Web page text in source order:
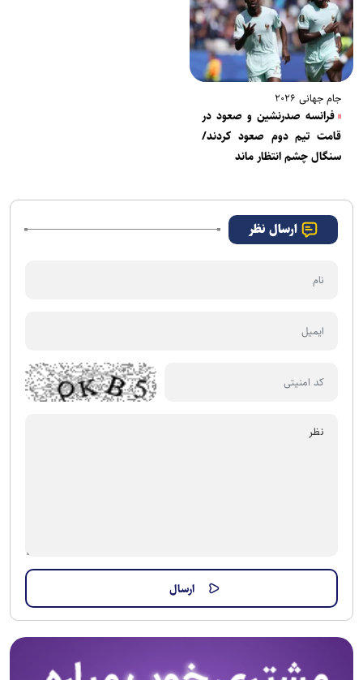
جام جهانی ۲۰۲۶
فرانسه صدرنشین و صعود در
قامت تیم دوم صعود کردند/
سنگال چشم انتظار ماند
ارسال نظر